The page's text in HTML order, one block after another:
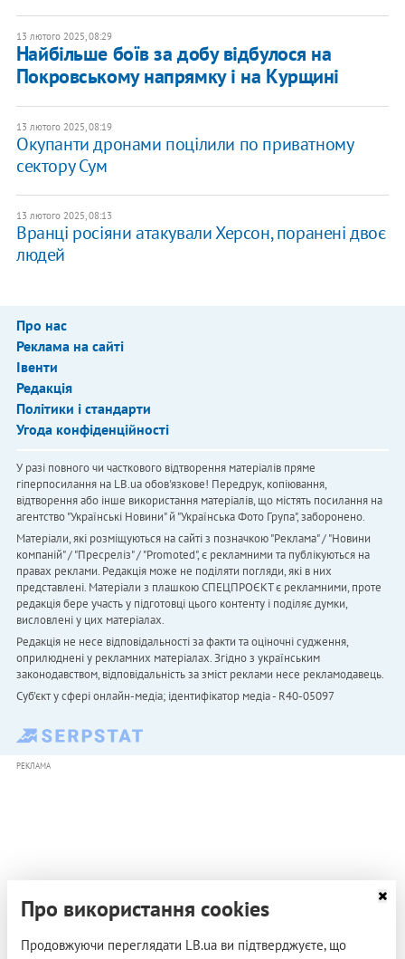
13 лютого 2025, 08:29
Найбільше боїв за добу відбулося на
Покровському напрямку і на Курщині
13 лютого 2025, 08:19
Окупанти дронами поцілили по приватному
сектору Сум
13 лютого 2025, 08:13
Вранці росіяни атакували Херсон, поранені двоє
людей
Про нас
Реклама на сайті
Івенти
Редакція
Політики і стандарти
Угода конфіденційності
У разі повного чи часткового відтворення матеріалів пряме
гіперпосилання на LB.ua обов'язкове! Передрук, копіювання,
відтворення або інше використання матеріалів, що містять посилання на
агентство "Українськi Новини" й "Українська Фото Група", заборонено.
Матеріали, які розміщуються на сайті з позначкою "Реклама" / "Новини
компаній" / "Пресреліз" / "Promoted", є рекламними та публікуються на
правах реклами. Редакція може не поділяти погляди, які в них
представлені. Матеріали з плашкою СПЕЦПРОЄКТ є рекламними, проте
редакція бере участь у підготовці цього контенту і поділяє думки,
висловлені у цих матеріалах.
Редакція не несе відповідальності за факти та оціночні судження,
оприлюднені у рекламних матеріалах. Згідно з українським
законодавством, відповідальність за зміст реклами несе рекламодавець.
Cуб'єкт у сфері онлайн-медіа; ідентифікатор медіа - R40-05097
РЕКЛАМА
Про використання cookies
Продовжуючи переглядати LB.ua ви підтверджуєте, що